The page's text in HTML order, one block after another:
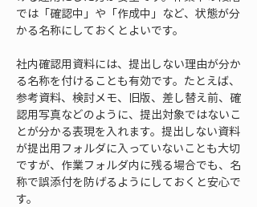
では「確認中」や「作成中」など、状態が分
かる名称にしておくとよいです。
社内確認用資料には、提出しない理由が分か
る名称を付けることも有効です。たとえば、
参考資料、検討メモ、旧版、差し替え前、確
認用写真などのように、提出対象ではないこ
とが分かる表現を入れます。提出しない資料
が提出用フォルダに入っていないことも大切
ですが、作業フォルダ内に残る場合でも、名
称で誤添付を防げるようにしておくと安心で
す。